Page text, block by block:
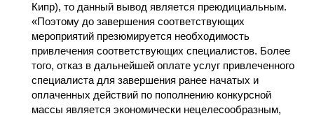
Кипр), то данный вывод является преюдициальным.
«Поэтому до завершения соответствующих
мероприятий презюмируется необходимость
привлечения соответствующих специалистов. Более
того, отказ в дальнейшей оплате услуг привлеченного
специалиста для завершения ранее начатых и
оплаченных действий по пополнению конкурсной
массы является экономически нецелесообразным,